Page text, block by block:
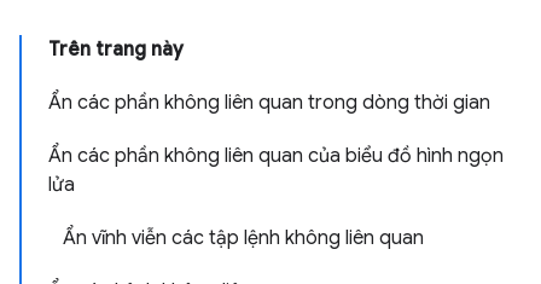
Trên trang này
Ẩn các phần không liên quan trong dòng thời gian
Ẩn các phần không liên quan của biểu đồ hình ngọn
lửa
Ẩn vĩnh viễn các tập lệnh không liên quan